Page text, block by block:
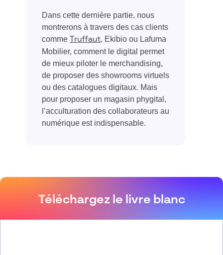
Dans cette dernière partie, nous
montrerons à travers des cas clients
comme
Truffaut, Ekibio ou Lafuma
Mobilier, comment le digital permet
de mieux piloter le merchandising,
de proposer des showrooms virtuels
ou des catalogues digitaux. Mais
pour proposer un magasin phygital,
l’acculturation des collaborateurs au
numérique est indispensable.
Téléchargez le livre blanc